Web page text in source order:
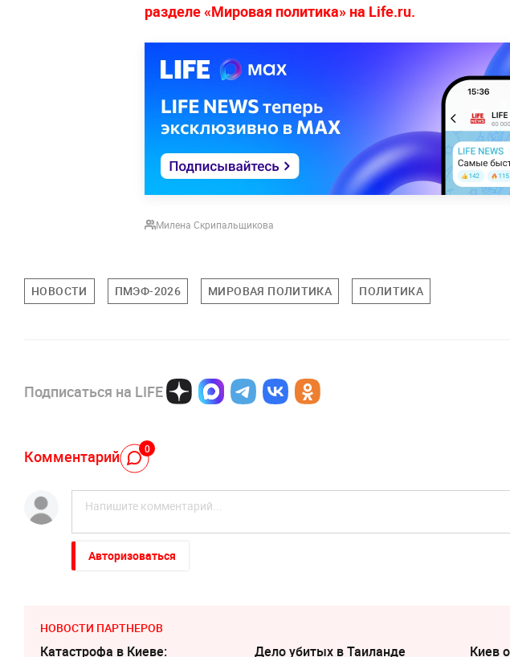
разделе «Мировая политика» на Life.ru.
Милена Скрипальщикова
НОВОСТИ ПМЭФ-2026 МИРОВАЯ ПОЛИТИКА ПОЛИТИКА
Подписаться на LIFE
Комментарий 0
Авторизоваться
НОВОСТИ ПАРТНЕРОВ
Катастрофа в Киеве: Дело убитых в Таиланде Киев